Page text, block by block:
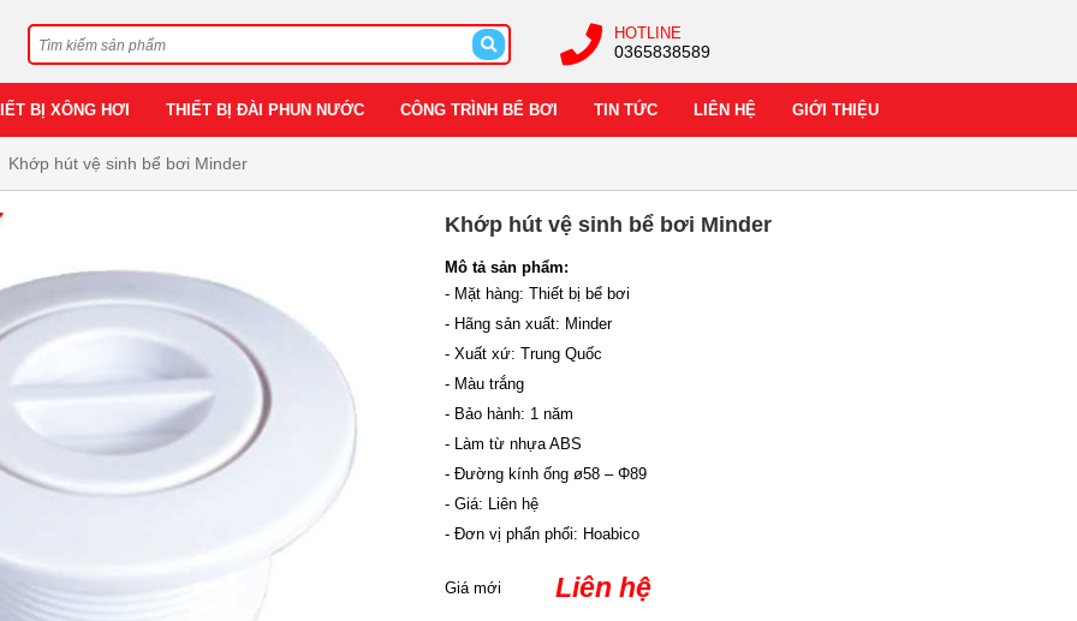
HOTLINE
0365838589
BỊ XÔNG HƠI THIẾT BỊ ĐÀI PHUN NƯỚC CÔNG TRÌNH BỂ BƠI TIN TỨC LIÊN HỆ GIỚI THIỆU
Khớp hút vệ sinh bể bơi Minder
Khớp hút vệ sinh bể bơi Minder
Mô tả sản phẩm:
- Mặt hàng: Thiết bị bể bơi
- Hãng sản xuất: Minder
- Xuất xứ: Trung Quốc
- Màu trắng
- Bảo hành: 1 năm
- Làm từ nhựa ABS
- Đường kính ống ø58 – Φ89
- Giá: Liên hệ
- Đơn vị phẩn phối: Hoabico
Giá mới Liên hệ